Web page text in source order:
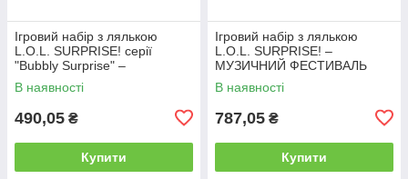
Ігровий набір з лялькою
L.O.L. SURPRISE! серії
"Bubbly Surprise" –
СЕСТРИЧКИ
В наявності
490,05 ₴
Купити
Ігровий набір з лялькою
L.O.L. SURPRISE! –
МУЗИЧНИЙ ФЕСТИВАЛЬ
В наявності
787,05 ₴
Купити